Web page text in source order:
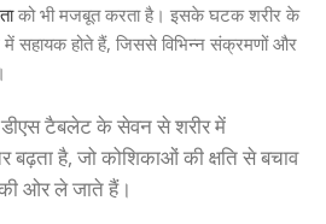
को भी मजबूत करता है। इसके घटक शरीर के
में सहायक होते हैं, जिससे विभिन्न संक्रमणों और
टैबलेट के सेवन से शरीर में
है, जो कोशिकाओं की क्षति से बचाव
ओर ले जाते हैं।